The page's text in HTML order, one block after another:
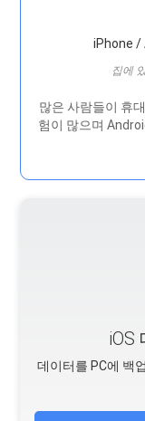
iPhone /
집에
많은 사람들이 휴
험이 많으며
iOS
데이터를 PC에 백